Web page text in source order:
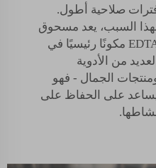
صلاحية أطول.
السبب، يعد مسحوق
EDTA مكونًا رئيسيًا في
العديد من الأدوية
الجمال - فهو
على الحفاظ على